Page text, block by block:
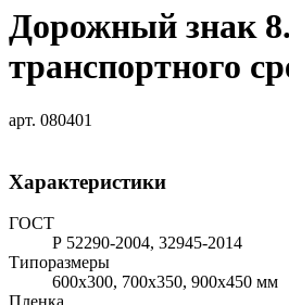
Дорожный знак
транспортного
арт. 080401
Характеристики
ГОСТ
Р 52290-2004, 32945-2014
Типоразмеры
600х300, 700х350, 900х450 мм